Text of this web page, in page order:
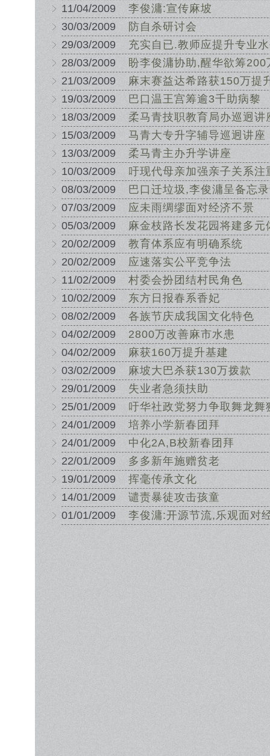
11/04/2009
李俊滽:宣传麻坡
30/03/2009
防自杀研讨会
29/03/2009
充实自已.教师应提升专业
28/03/2009
盼李俊滽协助,醒华欲筹200
21/03/2009
麻末赛益达希路获150万提
19/03/2009
巴口温王宫筹逾3千助病黎
18/03/2009
柔马青技职教育局办巡迥讲
15/03/2009
马青大专升字辅导巡迥讲座
13/03/2009
柔马青主办升学讲座
10/03/2009
吁现代母亲加强亲子关系注
08/03/2009
巴口迁垃圾,李俊滽呈备忘
07/03/2009
应未雨绸缪面对经济不景
05/03/2009
麻金枝路长发花园将建多元
20/02/2009
教育体系应有明确系统
20/02/2009
应速落实公平竞争法
11/02/2009
村委会扮团结村民角色
10/02/2009
东方日报春系香妃
08/02/2009
各族节庆成我国文化特色
04/02/2009
2800万改善麻市水患
04/02/2009
麻获160万提升基建
03/02/2009
麻坡大巴杀获130万拨款
29/01/2009
失业者急须扶助
25/01/2009
吁华社政党努力争取舞龙舞
24/01/2009
培养小学新春团拜
24/01/2009
中化2A,B校新春团拜
22/01/2009
多多新年施赠贫老
19/01/2009
挥毫传承文化
14/01/2009
谴责暴徒攻击孩童
01/01/2009
李俊滽:开源节流,乐观面对